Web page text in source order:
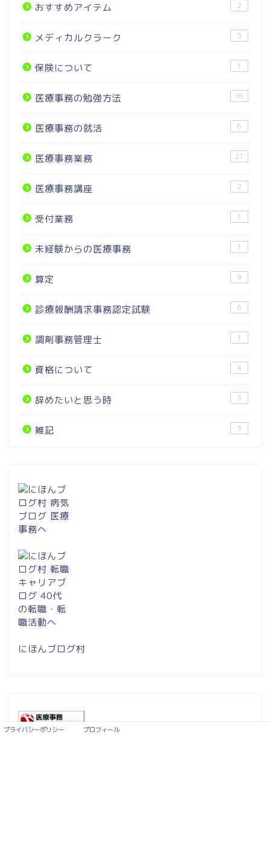
おすすめアイテム 2
メディカルクラーク 5
保険について 1
医療事務の勉強方法 16
医療事務の就活 6
医療事務業務 27
医療事務講座 2
受付業務 1
未経験からの医療事務 1
算定 9
診療報酬請求事務認定試験 6
調剤事務管理士 1
資格について 4
辞めたいと思う時 3
雑記 3
にほんブログ村
プライバシーポリシー プロフィール